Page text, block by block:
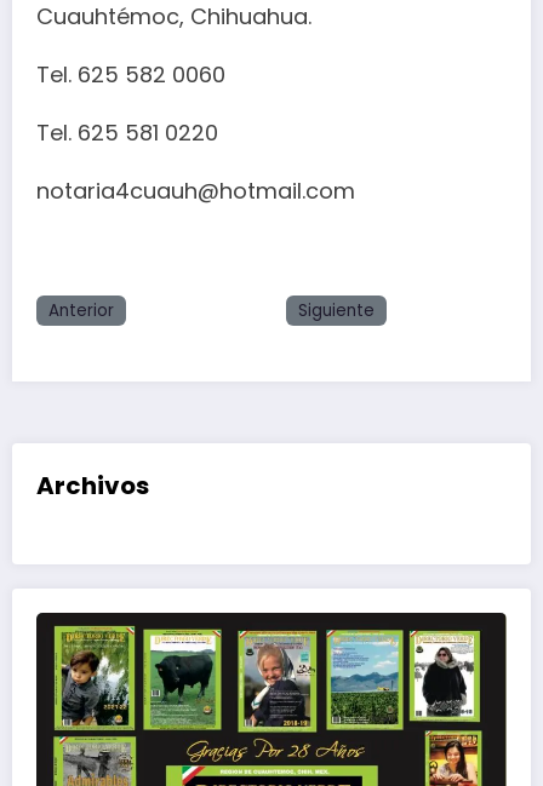
Cuauhtémoc, Chihuahua.
Tel. 625 582 0060
Tel. 625 581 0220
notaria4cuauh@hotmail.com
Anterior Siguiente
Archivos